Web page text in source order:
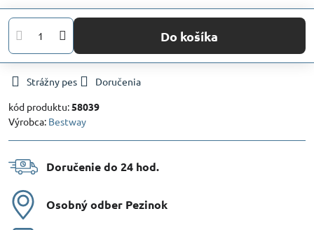
Do košíka
Strážny pes
Doručenia
kód produktu:58039
Výrobca: Bestway
Doručenie do 24 hod​.
Osobný odber Pezinok